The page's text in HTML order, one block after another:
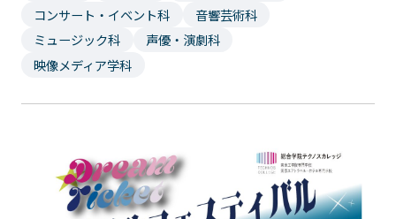
コンサート・イベント科
音響芸術科
ミュージック科
声優・演劇科
映像メディア学科